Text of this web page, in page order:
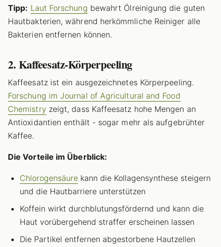
Tipp: Laut Forschung bewahrt Ölreinigung die guten
Hautbakterien, während herkömmliche Reiniger alle
Bakterien entfernen können.
2. Kaffeesatz-Körperpeeling
Kaffeesatz ist ein ausgezeichnetes Körperpeeling.
Forschung im Journal of Agricultural and Food
Chemistry zeigt, dass Kaffeesatz hohe Mengen an
Antioxidantien enthält - sogar mehr als aufgebrühter
Kaffee.
Die Vorteile im Überblick:
Chlorogensäure kann die Kollagensynthese steigern
und die Hautbarriere unterstützen
Koffein wirkt durchblutungsfördernd und kann die
Haut vorübergehend straffer erscheinen lassen
Die Partikel entfernen abgestorbene Hautzellen